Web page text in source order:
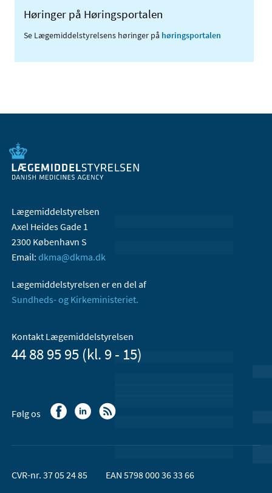
Høringer på Høringsportalen
Se Lægemiddelstyrelsens høringer på høringsportalen
Lægemiddelstyrelsen
Axel Heides Gade 1
2300 København S
Email: dkma@dkma.dk
Lægemiddelstyrelsen er en del af
Sundheds- og Kirkeministeriet.
Kontakt Lægemiddelstyrelsen
44 88 95 95 (kl. 9 - 15)
Følg os
CVR-nr. 37 05 24 85 EAN 5798 000 36 33 66